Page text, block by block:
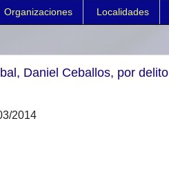
Organizaciones Localidades
Daniel Ceballos, por delito
2014